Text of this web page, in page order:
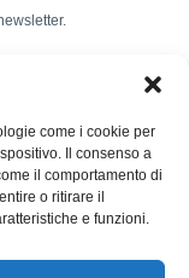
come i cookie per
Il consenso a
il comportamento di
o ritirare il
e funzioni.